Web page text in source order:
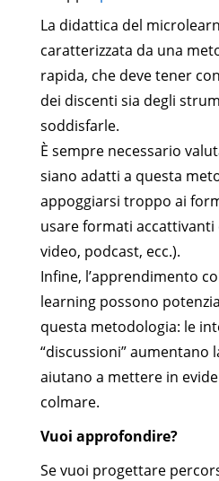
La didattica del
caratterizzata da una
rapida, che deve tener
dei discenti sia degli
soddisfarle.
È sempre necessario
siano adatti a questa
appoggiarsi troppo ai
usare formati
video, podcast, ecc.).
Infine, l’apprendimento
learning possono
questa metodologia: le
“discussioni” aumentano
aiutano a mettere in
colmare.
Vuoi approfondire?
Se vuoi progettare